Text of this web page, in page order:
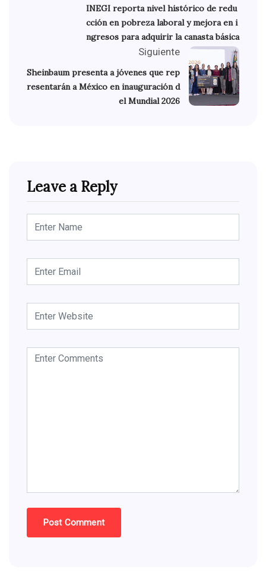
INEGI reporta nivel histórico de redu
cción en pobreza laboral y mejora en i
ngresos para adquirir la canasta básica
Siguiente
Sheinbaum presenta a jóvenes que rep
resentarán a México en inauguración d
el Mundial 2026
Leave a Reply